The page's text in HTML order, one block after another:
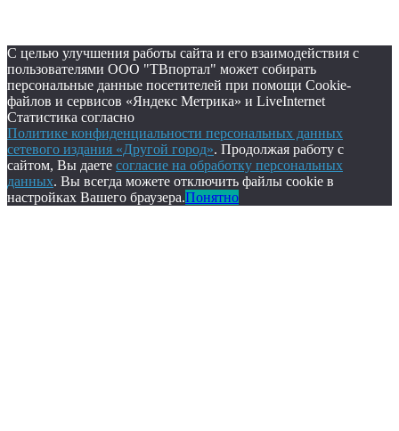
С целью улучшения работы сайта и его взаимодействия с
пользователями ООО "ТВпортал" может собирать
персональные данные посетителей при помощи Cookie-
файлов и сервисов «Яндекс Метрика» и LiveInternet
Статистика согласно
Политике конфиденциальности персональных данных
сетевого издания «Другой город». Продолжая работу с
сайтом, Вы даете согласие на обработку персональных
данных. Вы всегда можете отключить файлы cookie в
настройках Вашего браузера.Понятно